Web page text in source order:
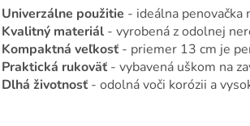
Univerzálne použitie - ideálna penovačka
Kvalitný materiál - vyrobená z odolnej
Kompaktná veľkosť - priemer 13 cm je
Praktická rukoväť - vybavená uškom na
Dlhá životnosť - odolná voči korózii a